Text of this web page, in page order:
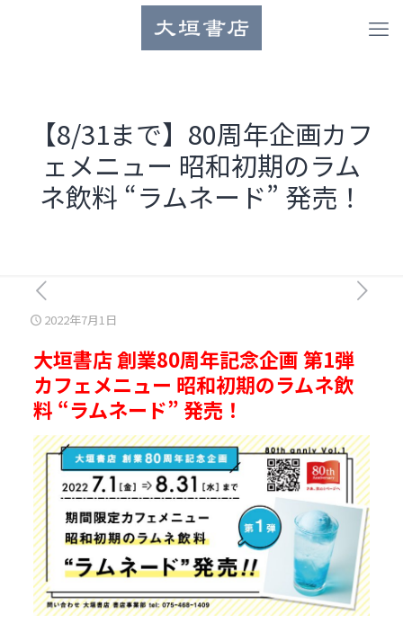
【8/31まで】80周年企画カフ
ェメニュー 昭和初期のラム
ネ飲料 “ラムネード” 発売！
2022年7月1日
大垣書店 創業80周年記念企画 第1弾
カフェメニュー 昭和初期のラムネ飲
料 “ラムネード” 発売！